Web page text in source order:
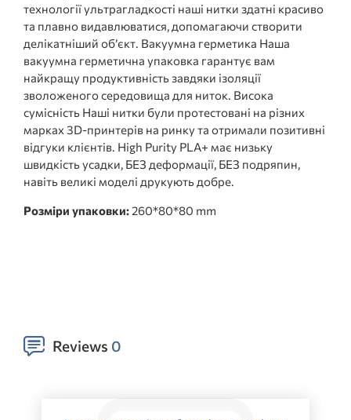
технології ультрагладкості наші нитки здатні красиво
та плавно видавлюватися, допомагаючи створити
делікатніший об’єкт. Вакуумна герметика Наша
вакуумна герметична упаковка гарантує вам
найкращу продуктивність завдяки ізоляції
зволоженого середовища для ниток. Висока
сумісність Наші нитки були протестовані на різних
марках 3D-принтерів на ринку та отримали позитивні
відгуки клієнтів. High Purity PLA+ має низьку
швидкість усадки, БЕЗ деформації, БЕЗ подряпин,
навіть великі моделі друкують добре.
Розміри упаковки:260*80*80 mm
Reviews 0